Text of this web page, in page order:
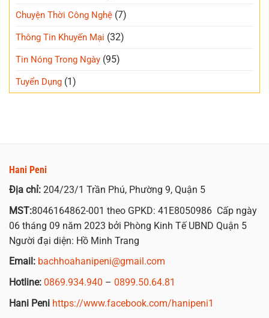
Chuyện Thời Công Nghệ (7)
Thông Tin Khuyến Mại (32)
Tin Nóng Trong Ngày (95)
Tuyển Dụng (1)
Hani Peni
Địa chỉ: 204/23/1 Trần Phú, Phường 9, Quận 5
MST:8046164862-001 theo GPKD: 41E8050986 Cấp ngày
06 tháng 09 năm 2023 bởi Phòng Kinh Tế UBND Quận 5
Người đại diện: Hồ Minh Trang
Email: bachhoahanipeni@gmail.com
Hotline: 0869.934.940 – 0899.50.64.81
Hani Peni https://www.facebook.com/hanipeni1